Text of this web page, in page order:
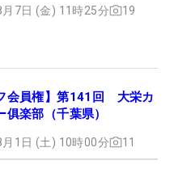
7日 (金) 11時25分 19
会員権】第141回 大栄カ
俱楽部（千葉県）
1日 (土) 10時00分 11